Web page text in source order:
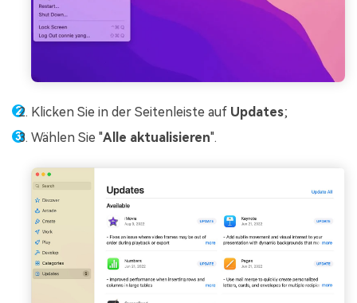
Klicken Sie in der Seitenleiste auf Updates;
Wählen Sie "Alle aktualisieren".